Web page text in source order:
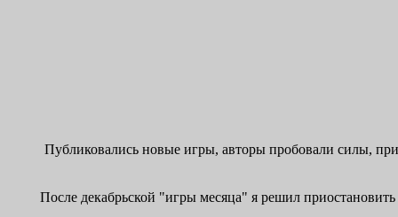
Публиковались новые игры, авторы пробовали силы,
После декабрьской "игры месяца" я решил